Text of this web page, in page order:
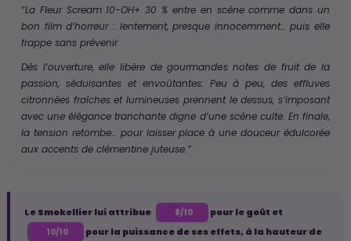
“La Fleur Scream 10-OH+ 30 % entre en scène comme dans un
bon film d’horreur : lentement, presque innocemment… puis elle
frappe sans prévenir
Dès l’ouverture, elle libère de gourmandes notes de fruit de la
passion, séduisantes et envoûtantes. Peu à peu, des effluves
citronnées fraîches et lumineuses prennent le dessus, s’imposant
avec une élégance tranchante digne d’une scène culte. En finale,
la tension retombe… pour laisser place à une douceur édulcorée
aux accents de clémentine juteuse.”
Le Smokellier lui attribue 8/10 pour le goût et
10/10
pour la puissance de ses effets, à la hauteur de